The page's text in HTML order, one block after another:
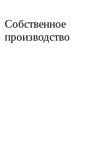
Собственное
производство